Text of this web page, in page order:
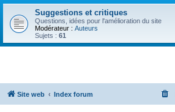
Suggestions et critiques
Questions, idées pour l'amélioration du site
Modérateur : Auteurs
Sujets : 61
Site web Index forum